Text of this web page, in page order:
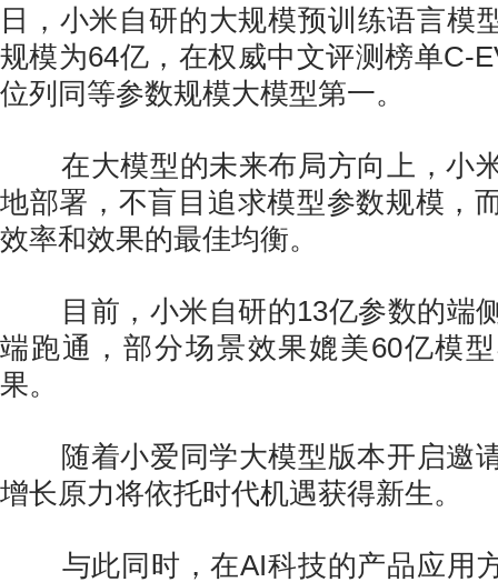
日，小米自研的大规模预训练语言模
规模为64亿，在权威中文评测榜单C-
位列同等参数规模大模型第一。
在大模型的未来布局方向上，小
地部署，不盲目追求模型参数规模，
效率和效果的最佳均衡。
目前，小米自研的13亿参数的端
端跑通，部分场景效果媲美60亿模
果。
随着小爱同学大模型版本开启邀
增长原力将依托时代机遇获得新生。
与此同时，在AI科技的产品应用